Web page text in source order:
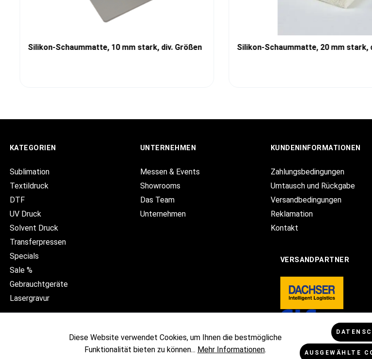
Silikon-Schaummatte, 10 mm stark, div. Größen Silikon-Schaummatte, 20 mm stark,
KATEGORIEN
Sublimation
Textildruck
DTF
UV Druck
Solvent Druck
Transferpressen
Specials
Sale %
Gebrauchtgeräte
Lasergravur
UNTERNEHMEN
Messen & Events
Showrooms
Das Team
Unternehmen
KUNDENINFORMATIONEN
Zahlungsbedingungen
Umtausch und Rückgabe
Versandbedingungen
Reklamation
Kontakt
VERSANDPARTNER
Diese Website verwendet Cookies, um Ihnen die bestmögliche
Funktionalität bieten zu können... Mehr Informationen. AUSGEWÄHLTE